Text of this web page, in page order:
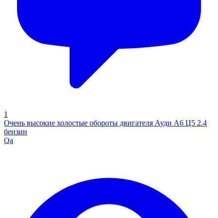
1
Очень высокие холостые обороты двигателя Ауди А6 Ц5 2.4
бензин
Qa